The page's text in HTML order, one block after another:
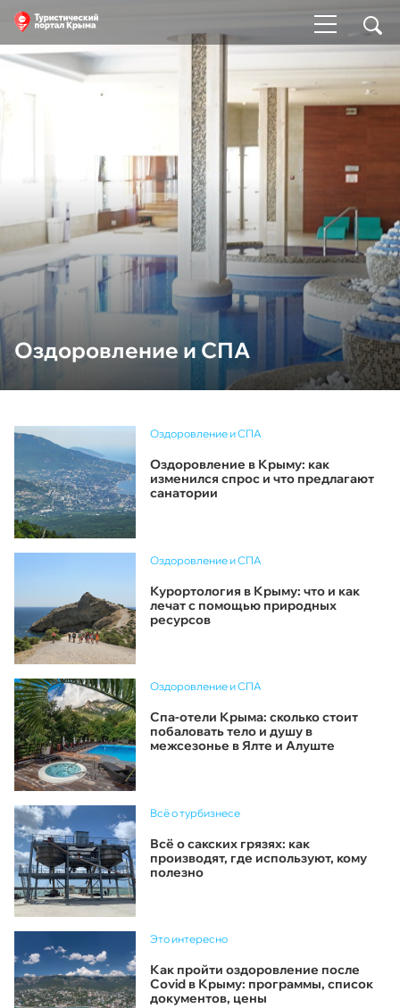
Оздоровление и СПА
Оздоровление и СПА
Оздоровление в Крыму: как
изменился спрос и что предлагают
санатории
Оздоровление и СПА
Курортология в Крыму: что и как
лечат с помощью природных
ресурсов
Оздоровление и СПА
Спа-отели Крыма: сколько стоит
побаловать тело и душу в
межсезонье в Ялте и Алуште
Всё о турбизнесе
Всё о сакских грязях: как
производят, где используют, кому
полезно
Это интересно
Как пройти оздоровление после
Covid в Крыму: программы, список
документов, цены